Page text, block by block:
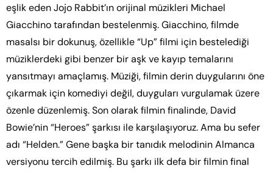
eşlik eden Jojo Rabbit’ın orijinal müzikleri Michael
Giacchino tarafından bestelenmiş. Giacchino, filmde
masalsı bir dokunuş, özellikle “Up” filmi için bestelediği
müziklerdeki gibi benzer bir aşk ve kayıp temalarını
yansıtmayı amaçlamış. Müziği, filmin derin duygularını öne
çıkarmak için komediyi değil, duyguları vurgulamak üzere
özenle düzenlemiş. Son olarak filmin finalinde, David
Bowie’nin “Heroes” şarkısı ile karşılaşıyoruz. Ama bu sefer
adı “Helden.” Gene başka bir tanıdık melodinin Almanca
versiyonu tercih edilmiş. Bu şarkı ilk defa bir filmin final